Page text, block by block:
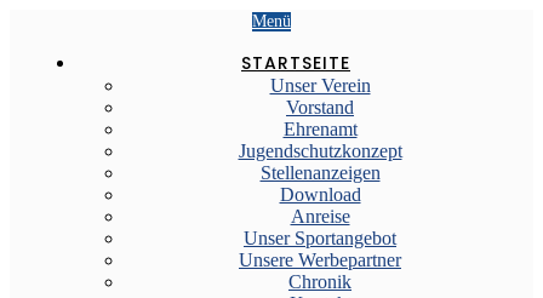
Menü
STARTSEITE
Unser Verein
Vorstand
Ehrenamt
Jugendschutzkonzept
Stellenanzeigen
Download
Anreise
Unser Sportangebot
Unsere Werbepartner
Chronik